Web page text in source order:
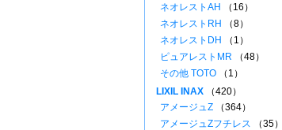
ネオレストAH
（16）
ネオレストRH
（8）
ネオレストDH
（1）
ピュアレストMR （48）
その他 TOTO （1）
LIXIL INAX （420）
アメージュZ （364）
アメージュZフチレス （35）